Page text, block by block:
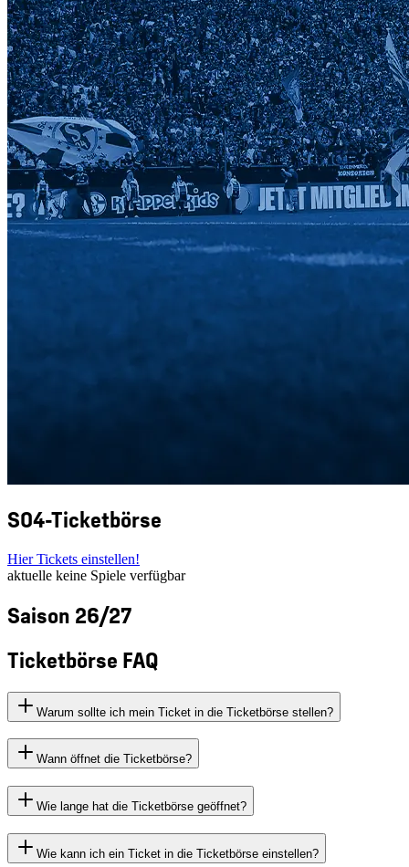
S04-Ticketbörse
Hier Tickets einstellen!
aktuelle keine Spiele verfügbar
Saison 26/27
Ticketbörse FAQ
Warum sollte ich mein Ticket in die Ticketbörse stellen?
Wann öffnet die Ticketbörse?
Wie lange hat die Ticketbörse geöffnet?
Wie kann ich ein Ticket in die Ticketbörse einstellen?